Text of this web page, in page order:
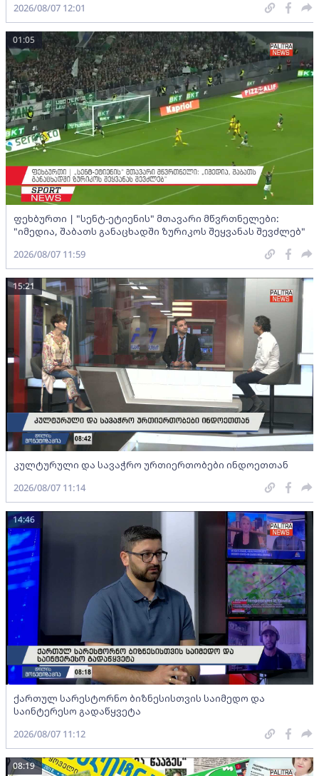
2026/08/07 12:01
ფეხბურთი | "სენტ-ეტიენის" მთავარი მწვრთნელები:
"იმედია, შაბათს განაცხადში ზურიკოს შეყვანას შევძლებ"
01:05
2026/08/07 11:59
კულტურული და სავაჭრო ურთიერთობები ინდოეთთან
15:21
2026/08/07 11:14
ქართულ სარესტორნო ბიზნესისთვის საიმედო და
საინტერესო გადაწყვეტა
14:46
2026/08/07 11:12
08:19